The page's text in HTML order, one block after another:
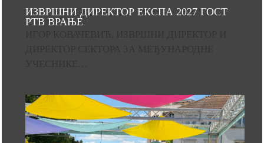
ИЗВРШНИ ДИРЕКТОР ЕКСПА 2027 ГОСТ
РТВ ВРАЊЕ